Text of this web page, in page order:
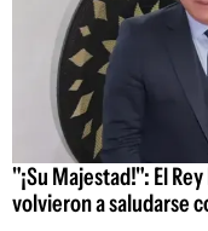
"¡Su Majestad!": El
volvieron a saludarse